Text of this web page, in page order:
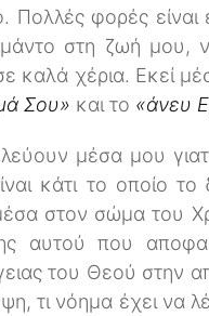
Πολλές φορές
στη ζωή μου,
σε καλά χέρια. Εκεί
Σου» και το «άνευ
μέσα μου
κάτι το οποίο
στον σώμα του
αυτού που
του Θεού στην
τι νόημα έχει να